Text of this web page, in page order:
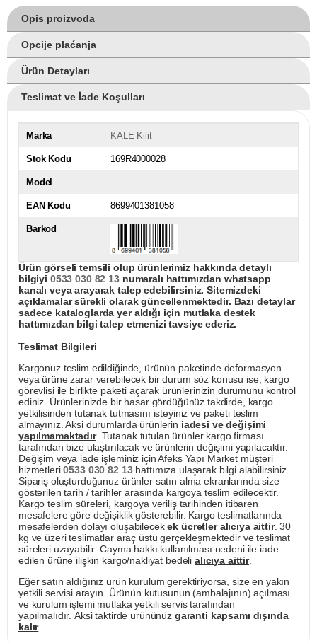
Opis proizvoda
Opcije plaćanja
Ürün Detayları
Teslimat ve İade Koşulları
Marka KALE Kilit
Stok Kodu 169R4000028
Model
EAN Kodu 8699401381058
Barkod
Ürün görseli temsili olup ürünlerimiz hakkında detaylı
bilgiyi 0533 030 82 13numaralı hattımızdan whatsapp
kanalı veya arayarak talep edebilirsiniz. Sitemizdeki
açıklamalar sürekli olarak güncellenmektedir. Bazı detaylar
sadece kataloglarda yer aldığı için mutlaka destek
hattımızdan bilgi talep etmenizi tavsiye ederiz.
Teslimat Bilgileri
Kargonuz teslim edildiğinde, ürünün paketinde deformasyon
veya ürüne zarar verebilecek bir durum söz konusu ise, kargo
görevlisi ile birlikte paketi açarak ürünlerinizin durumunu kontrol
ediniz. Ürünlerinizde bir hasar gördüğünüz takdirde, kargo
yetkilisinden tutanak tutmasını isteyiniz ve paketi teslim
almayınız. Aksi durumlarda ürünlerin iadesi ve değişimi
yapılmamaktadır. Tutanak tutulan ürünler kargo firması
tarafından bize ulaştırılacak ve ürünlerin değişimi yapılacaktır.
Değişim veya iade işleminiz için Afeks Yapı Market müşteri
hizmetleri0533 030 82 13hattımıza ulaşarak bilgi alabilirsiniz.
Sipariş oluşturduğunuz ürünler satın alma ekranlarında size
gösterilen tarih / tarihler arasında kargoya teslim edilecektir.
Kargo teslim süreleri, kargoya veriliş tarihinden itibaren
mesafelere göre değişiklik gösterebilir. Kargo teslimatlarında
mesafelerden dolayı oluşabilecekek ücretler alıcıya aittir. 30
kg ve üzeri teslimatlar araç üstü gerçekleşmektedir ve teslimat
süreleri uzayabilir. Cayma hakkı kullanılması nedeni ile iade
edilen ürüne ilişkin kargo/nakliyat bedeli alıcıya aittir.
Eğer satın aldığınız ürün kurulum gerektiriyorsa, size en yakın
yetkili servisi arayın. Ürünün kutusunun (ambalajının) açılması
ve kurulum işlemi mutlaka yetkili servis tarafından
yapılmalıdır. Aksi taktirde ürününüz garanti kapsamı dışında
kalır.